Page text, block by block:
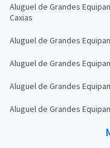
Aluguel de Grandes
Caxias
Aluguel de Grandes
Aluguel de Grandes
Aluguel de Grandes
Aluguel de Grandes